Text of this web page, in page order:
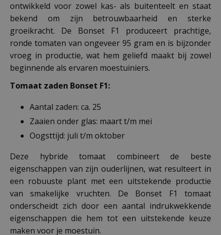
ontwikkeld voor zowel kas- als buitenteelt en staat
bekend om zijn betrouwbaarheid en sterke
groeikracht. De Bonset F1 produceert prachtige,
ronde tomaten van ongeveer 95 gram en is bijzonder
vroeg in productie, wat hem geliefd maakt bij zowel
beginnende als ervaren moestuiniers.
Tomaat zaden Bonset F1:
Aantal zaden: ca. 25
Zaaien onder glas: maart t/m mei
Oogsttijd: juli t/m oktober
Deze hybride tomaat combineert de beste
eigenschappen van zijn ouderlijnen, wat resulteert in
een robuuste plant met een uitstekende productie
van smakelijke vruchten. De Bonset F1 tomaat
onderscheidt zich door een aantal indrukwekkende
eigenschappen die hem tot een uitstekende keuze
maken voor je moestuin.